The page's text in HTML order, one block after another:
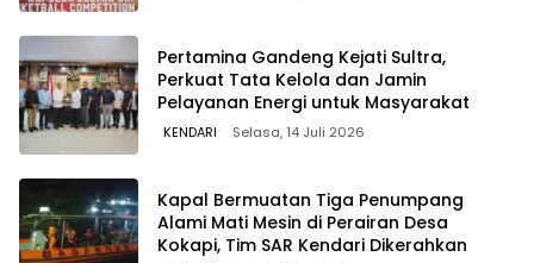
Pertamina Gandeng Kejati Sultra,
Perkuat Tata Kelola dan Jamin
Pelayanan Energi untuk Masyarakat
KENDARI Selasa, 14 Juli 2026
Kapal Bermuatan Tiga Penumpang
Alami Mati Mesin di Perairan Desa
Kokapi, Tim SAR Kendari Dikerahkan